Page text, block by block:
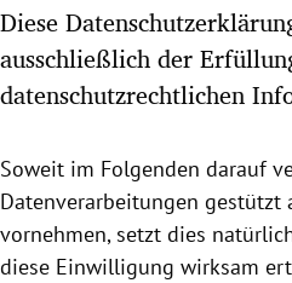
Untermenü
Untermenü
Untermenü
Diese
ausschließlich der
datenschutzrechtlichen
Soweit im Folgenden darauf
Datenverarbeitungen
vornehmen, setzt dies
diese Einwilligung wirksam